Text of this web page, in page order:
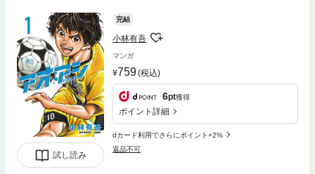
試し読み
完結
小林有吾
マンガ
759(税込)
6pt獲得
ポイント詳細
dカード利用でさらにポイント+2%
返品不可